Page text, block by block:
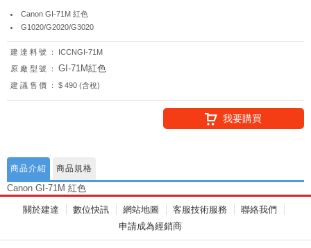
Canon GI-71M 紅色
G1020/G2020/G3020
建達料號：
ICCNGI-71M
原廠型號：
GI-71M紅色
建議售價： $ 490 (含稅)
我要購買
商品介紹 商品規格
Canon GI-71M 紅色
關於建達 數位快訊 網站地圖 客服技術服務
聯絡我們
申請成為經銷商